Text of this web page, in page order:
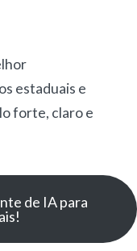
estaduais e
forte, claro e
de IA para